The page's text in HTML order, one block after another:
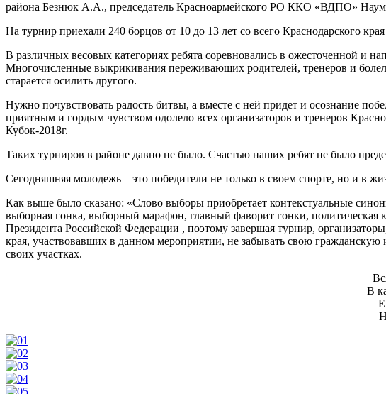
района Безнюк А.А., председатель Красноармейского РО ККО «ВДПО»
На турнир приехали 240 борцов от 10 до 13 лет со всего Краснодарского
В различных весовых категориях ребята соревновались в ожесточенной и
Многочисленные выкрикивания переживающих родителей, тренеров и
старается осилить другого.
Нужно почувствовать радость битвы, а вместе с ней придет и осознание
приятным и гордым чувством одолело всех организаторов и тренеров
Кубок-2018г.
Таких турниров в районе давно не было. Счастью наших ребят не было
Сегодняшняя молодежь – это победители не только в своем спорте, но и в
Как выше было сказано: «Слово выборы приобретает контекстуальные
выборная гонка, выборный марафон, главный фаворит гонки, политическая
Президента Российской Федерации , поэтому завершая турнир,
края, участвовавших в данном мероприятии, не забывать свою
своих участках.
В